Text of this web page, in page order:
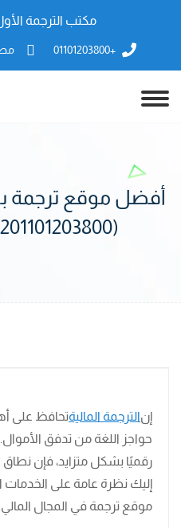
مكتب الترجمة
+01101203800
أفضل موقع ترجمة
(201101203800) وتواصل الآن
إنالترجمة الماليةتحافظ على
حواجز اللغة من تدفق الأموال.
رقميًا بشكل متزايد، فإن نطاق
إليك نظرة عامة على
موقع ترجمة في المجال المالي.